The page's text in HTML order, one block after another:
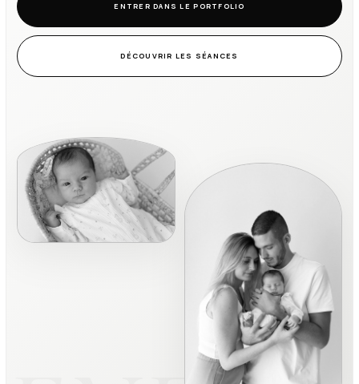
ENTRER DANS LE PORTFOLIO
DÉCOUVRIR LES SÉANCES